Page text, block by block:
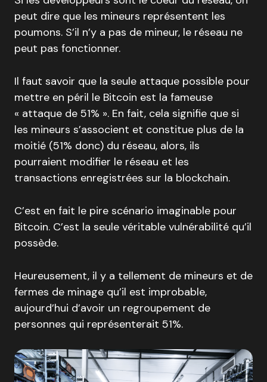
peut dire que les mineurs représentent les
poumons. S’il n’y a pas de mineur, le réseau ne
peut pas fonctionner.
Il faut savoir que la seule attaque possible pour
mettre en péril le Bitcoin est la fameuse
« attaque de 51% ». En fait, cela signifie que si
les mineurs s’associent et constitue plus de la
moitié (51% donc) du réseau, alors, ils
pourraient modifier le réseau et les
transactions enregistrées sur la blockchain.
C’est en fait le pire scénario imaginable pour
Bitcoin. C’est la seule véritable vulnérabilité qu’il
possède.
Heureusement, il y a tellement de mineurs et de
fermes de minage qu’il est improbable,
aujourd’hui d’avoir un regroupement de
personnes qui représenterait 51%.